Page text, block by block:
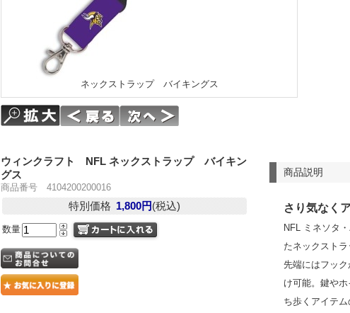
ネックストラップ バイキングス
商品説明
さり気なく
NFL ミネソタ
たネックストラ
先端にはフッ
け可能。鍵や
ち歩くアイテ
ウィンクラフト NFL ネックストラップ バイキン
グス
商品番号 4104200200016
特別価格 1,800円(税込)
数量